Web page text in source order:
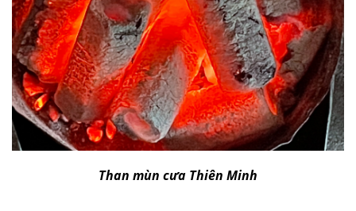
Than mùn cưa Thiên Minh